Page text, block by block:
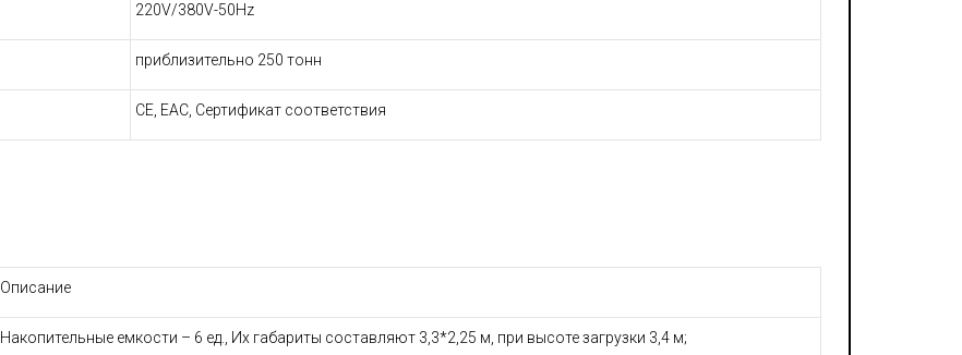
220V/380V-50Hz
приблизительно 250 тонн
CE, EAC, Сертификат соответствия
Описание
Накопительные емкости – 6 ед., Их габариты составляют 3,3*2,25 м, при высоте загрузки 3,4 м;